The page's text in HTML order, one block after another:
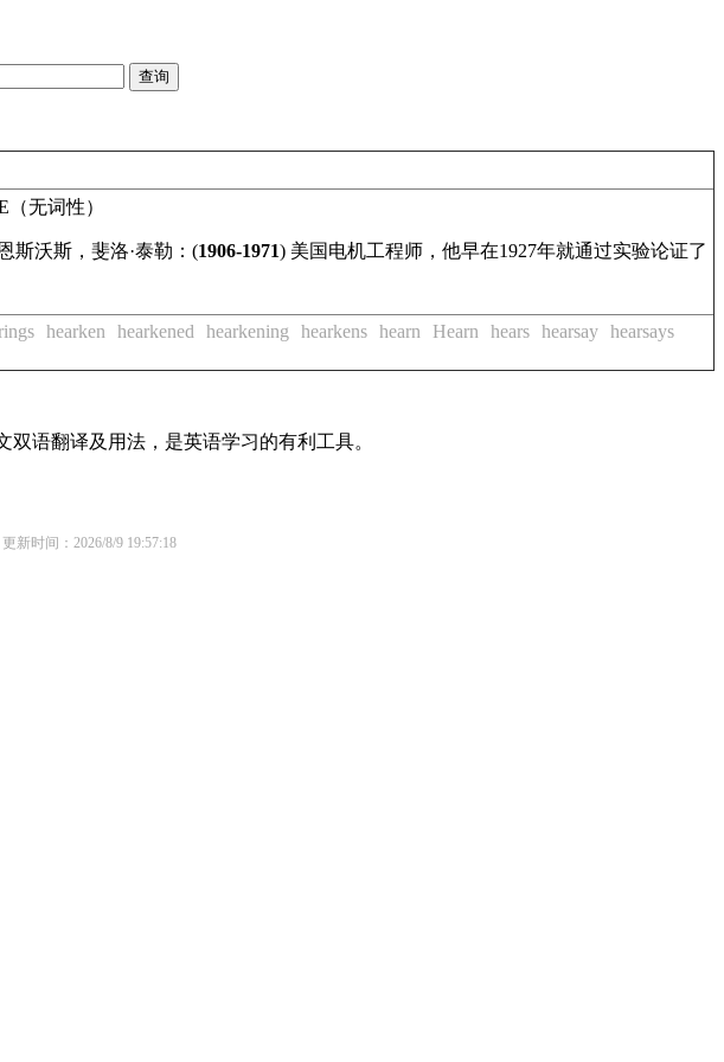
（无词性）
斯沃斯，斐洛·泰勒：(1906-1971) 美国电机工程师，他早在1927年就通过实验论证了
hearken hearkened hearkening hearkens hearn Hearn hears hearsay hearsays
语翻译及用法，是英语学习的有利工具。
更新时间：2026/8/9 19:57:18